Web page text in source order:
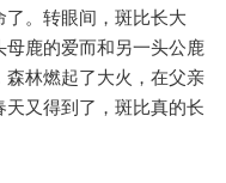
。转眼间，斑比长大
鹿的爱而和另一头公鹿
林燃起了大火，在父亲
又得到了，斑比真的长